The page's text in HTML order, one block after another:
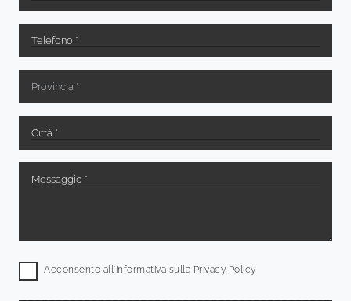
Acconsento all'informativa sulla Privacy Policy